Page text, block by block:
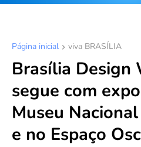
Página inicial viva BRASÍLIA
Brasília Design
segue com
Museu
e no Espaço